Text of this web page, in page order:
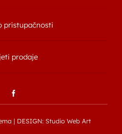
pristupačnosti
prodaje
| DESIGN: Studio Web Art